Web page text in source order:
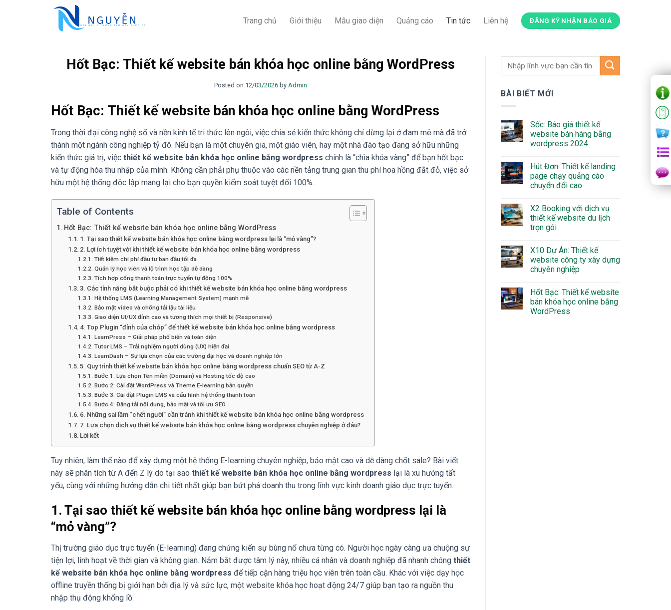
Trang chủ Giới thiệu Mẫu giao diện Quảng cáo Tin tức Liên hệ ĐĂNG KÝ NHẬN BÁO GIÁ
Hốt Bạc: Thiết kế website bán khóa học online bằng WordPress
Posted on 12/03/2026 by Admin
Hốt Bạc: Thiết kế website bán khóa học online bằng WordPress
Trong thời đại công nghệ số và nền kinh tế tri thức lên ngôi, việc chia sẻ kiến thức không chỉ dừng lại ở đam mê mà đã trở
thành một ngành công nghiệp tỷ đô. Nếu bạn là một chuyên gia, một giáo viên, hay một nhà đào tạo đang sở hữu những
kiến thức giá trị, việc thiết kế website bán khóa học online bằng wordpress chính là “chìa khóa vàng” để bạn hốt bạc
và tự động hóa thu nhập của mình. Không cần phải phụ thuộc vào các nền tảng trung gian thu phí hoa hồng đắt đỏ, việc sở
hữu một hệ thống độc lập mang lại cho bạn quyền kiểm soát tuyệt đối 100%.
Table of Contents
Hốt Bạc: Thiết kế website bán khóa học online bằng WordPress
1. Tại sao thiết kế website bán khóa học online bằng wordpress lại là “mỏ vàng”?
2. Lợi ích tuyệt vời khi thiết kế website bán khóa học online bằng wordpress
Tiết kiệm chi phí đầu tư ban đầu tối đa
Quản lý học viên và lộ trình học tập dễ dàng
Tích hợp cổng thanh toán trực tuyến tự động 100%
3. Các tính năng bắt buộc phải có khi thiết kế website bán khóa học online bằng wordpress
Hệ thống LMS (Learning Management System) mạnh mẽ
Bảo mật video và chống tải lậu tài liệu
Giao diện UI/UX đỉnh cao và tương thích mọi thiết bị (Responsive)
4. Top Plugin “đỉnh của chóp” để thiết kế website bán khóa học online bằng wordpress
LearnPress – Giải pháp phổ biến và toàn diện
Tutor LMS – Trải nghiệm người dùng (UX) hiện đại
LearnDash – Sự lựa chọn của các trường đại học và doanh nghiệp lớn
5. Quy trình thiết kế website bán khóa học online bằng wordpress chuẩn SEO từ A-Z
Bước 1: Lựa chọn Tên miền (Domain) và Hosting tốc độ cao
Bước 2: Cài đặt WordPress và Theme E-learning bản quyền
Bước 3: Cài đặt Plugin LMS và cấu hình hệ thống thanh toán
Bước 4: Đăng tải nội dung, bảo mật và tối ưu SEO
6. Những sai lầm “chết người” cần tránh khi thiết kế website bán khóa học online bằng wordpress
7. Lựa chọn dịch vụ thiết kế website bán khóa học online bằng wordpress chuyên nghiệp ở đâu?
Lời kết
Tuy nhiên, làm thế nào để xây dựng một hệ thống E-learning chuyên nghiệp, bảo mật cao và dễ dàng chốt sale? Bài viết
này sẽ phân tích từ A đến Z lý do tại sao thiết kế website bán khóa học online bằng wordpress lại là xu hướng tất
yếu, cùng với những hướng dẫn chi tiết nhất giúp bạn bứt phá doanh thu trong lĩnh vực kinh doanh giáo dục trực tuyến.
1. Tại sao thiết kế website bán khóa học online bằng wordpress lại là
“mỏ vàng”?
Thị trường giáo dục trực tuyến (E-learning) đang chứng kiến sự bùng nổ chưa từng có. Người học ngày càng ưa chuộng sự
tiện lợi, linh hoạt về thời gian và không gian. Nắm bắt được tâm lý này, nhiều cá nhân và doanh nghiệp đã nhanh chóng thiết
kế website bán khóa học online bằng wordpress để tiếp cận hàng triệu học viên trên toàn cầu. Khác với việc dạy học
offline truyền thống bị giới hạn bởi địa lý và sức lực, một website khóa học hoạt động 24/7 giúp bạn tạo ra nguồn thu
nhập thụ động khổng lồ.
BÀI BIẾT MỚI
Sốc: Báo giá thiết kế
website bán hàng bằng
wordpress 2024
Hút Đơn: Thiết kế landing
page chạy quảng cáo
chuyển đổi cao
X2 Booking với dịch vụ
thiết kế website du lịch
trọn gói
X10 Dự Án: Thiết kế
website công ty xây dựng
chuyên nghiệp
Hốt Bạc: Thiết kế website
bán khóa học online bằng
WordPress